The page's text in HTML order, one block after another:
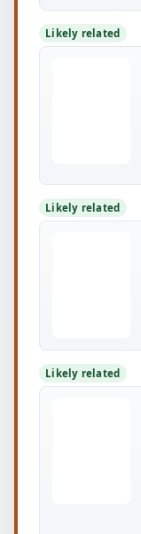
Likely related
Likely related
Likely related